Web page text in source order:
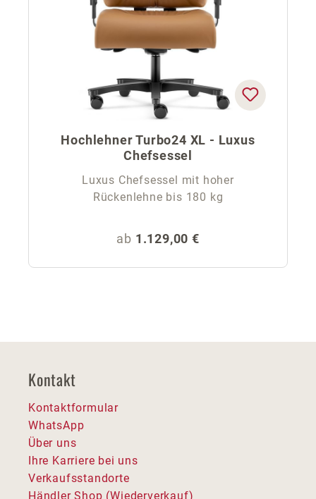
Hochlehner Turbo24 XL - Luxus
Chefsessel
Luxus Chefsessel mit hoher
Rückenlehne bis 180 kg
Regulärer Preis:
ab 1.129,00 €
Kontakt
Kontaktformular
WhatsApp
Über uns
Ihre Karriere bei uns
Verkaufsstandorte
Händler Shop (Wiederverkauf)